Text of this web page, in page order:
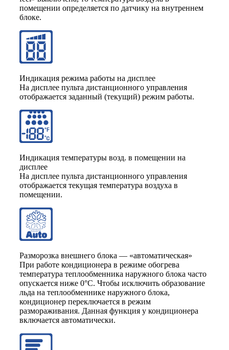
помещении определяется по датчику на внутреннем
блоке.
Индикация режима работы на дисплее
На дисплее пульта дистанционного управления
отображается заданный (текущий) режим работы.
Индикация температуры возд. в помещении на
дисплее
На дисплее пульта дистанционного управления
отображается текущая температура воздуха в
помещении.
Разморозка внешнего блока — «автоматическая»
При работе кондиционера в режиме обогрева
температура теплообменника наружного блока часто
опускается ниже 0°С. Чтобы исключить образование
льда на теплообменнике наружного блока,
кондиционер переключается в режим
размораживания. Данная функция у кондиционера
включается автоматически.